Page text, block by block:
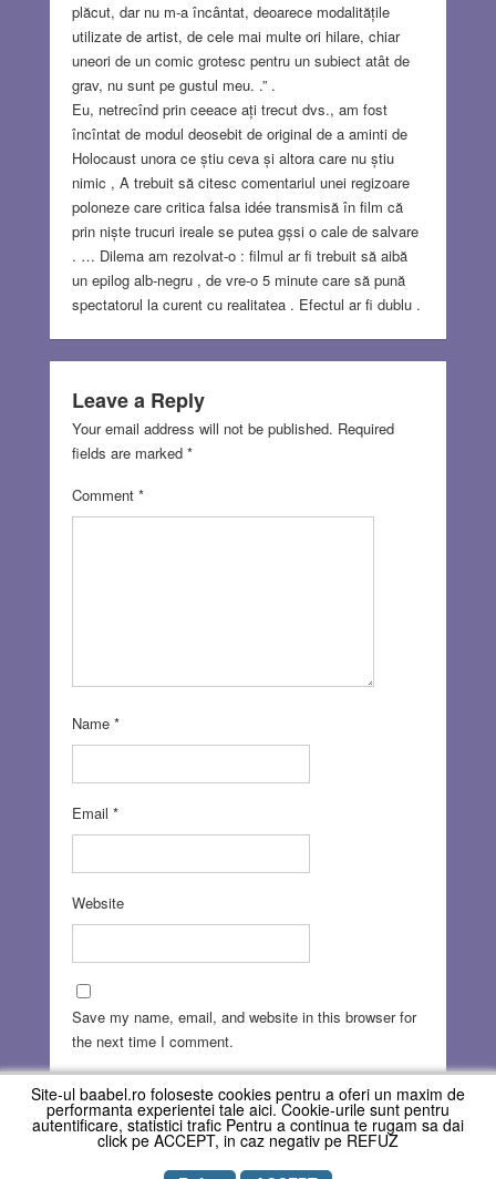
plăcut, dar nu m-a încântat, deoarece modalitățile
utilizate de artist, de cele mai multe ori hilare, chiar
uneori de un comic grotesc pentru un subiect atât de
grav, nu sunt pe gustul meu. .” .
Eu, netrecînd prin ceeace ați trecut dvs., am fost
încîntat de modul deosebit de original de a aminti de
Holocaust unora ce știu ceva și altora care nu știu
nimic , A trebuit să citesc comentariul unei regizoare
poloneze care critica falsa idée transmisă în film că
prin niște trucuri ireale se putea gșsi o cale de salvare
. … Dilema am rezolvat-o : filmul ar fi trebuit să aibă
un epilog alb-negru , de vre-o 5 minute care să pună
spectatorul la curent cu realitatea . Efectul ar fi dublu .
Leave a Reply
Your email address will not be published. Required
fields are marked *
Comment *
Name *
Email *
Website
Save my name, email, and website in this browser for
the next time I comment.
Site-ul baabel.ro foloseste cookies pentru a oferi un maxim de
performanta experientei tale aici. Cookie-urile sunt pentru
autentificare, statistici trafic Pentru a continua te rugam sa dai
click pe ACCEPT, in caz negativ pe REFUZ